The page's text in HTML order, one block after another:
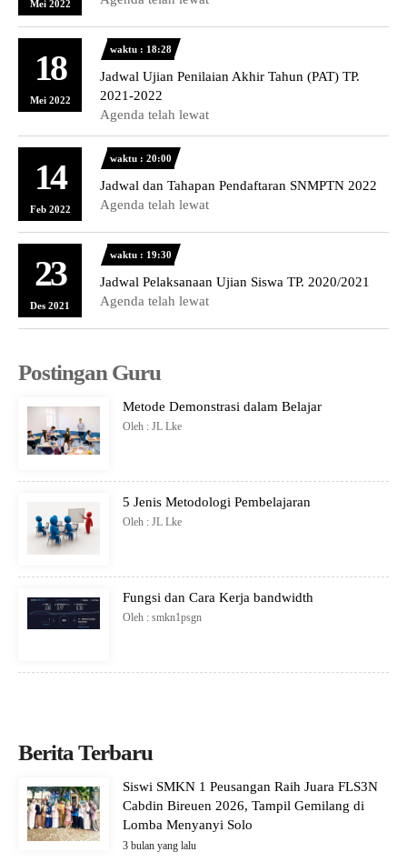
Mei 2022
18
Mei 2022
waktu : 18:28
Jadwal Ujian Penilaian Akhir Tahun (PAT) TP.
2021-2022
Agenda telah lewat
14
Feb 2022
waktu : 20:00
Jadwal dan Tahapan Pendaftaran SNMPTN 2022
Agenda telah lewat
23
Des 2021
waktu : 19:30
Jadwal Pelaksanaan Ujian Siswa TP. 2020/2021
Agenda telah lewat
Postingan Guru
Metode Demonstrasi dalam Belajar
Oleh : JL Lke
5 Jenis Metodologi Pembelajaran
Oleh : JL Lke
Fungsi dan Cara Kerja bandwidth
Oleh : smkn1psgn
Berita Terbaru
Siswi SMKN 1 Peusangan Raih Juara FLS3N
Cabdin Bireuen 2026, Tampil Gemilang di
Lomba Menyanyi Solo
3 bulan yang lalu